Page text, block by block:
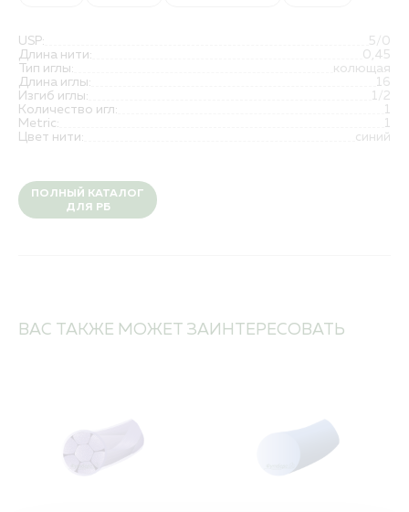
USP:
5/0
Длина нити:
0,45
Тип иглы:
колющая
Длина иглы:
16
Изгиб иглы:
1/2
Количество игл:
1
Metric:
1
Цвет нити:
синий
ПОЛНЫЙ КАТАЛОГ
ДЛЯ РБ
ВАС ТАКЖЕ МОЖЕТ ЗАИНТЕРЕСОВАТЬ